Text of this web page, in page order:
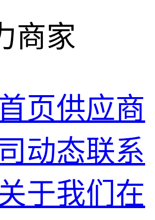
商家
页供应商
动态联系
于我们 在